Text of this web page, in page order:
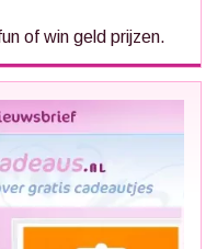
of win geld prijzen.